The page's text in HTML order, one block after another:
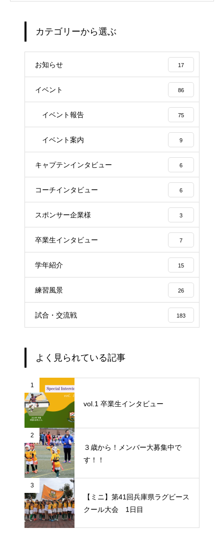
カテゴリーから選ぶ
お知らせ 17
イベント 86
イベント報告 75
イベント案内 9
キャプテンインタビュー 6
コーチインタビュー 6
スポンサー企業様 3
卒業生インタビュー 7
学年紹介 15
練習風景 26
試合・交流戦 183
よく見られている記事
1
vol.1 卒業生インタビュー
2
３歳から！メンバー大募集中で
す！！
3
【ミニ】第41回兵庫県ラグビース
クール大会 1日目